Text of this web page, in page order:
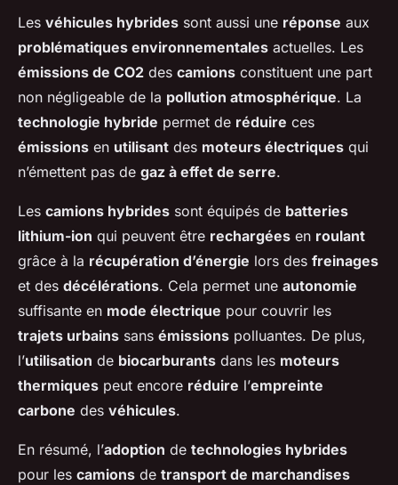
Les véhicules hybrides sont aussi une réponse aux
problématiques environnementales actuelles. Les
émissions de CO2 des camions constituent une part
non négligeable de la pollution atmosphérique. La
technologie hybride permet de réduire ces
émissions en utilisant des moteurs électriques qui
n’émettent pas de gaz à effet de serre.
Les camions hybrides sont équipés de batteries
lithium-ion qui peuvent être rechargées en roulant
grâce à la récupération d’énergie lors des freinages
et des décélérations. Cela permet une autonomie
suffisante en mode électrique pour couvrir les
trajets urbains sans émissions polluantes. De plus,
l’utilisation de biocarburants dans les moteurs
thermiques peut encore réduire l’empreinte
carbone des véhicules.
En résumé, l’adoption de technologies hybrides
pour les camions de transport de marchandises